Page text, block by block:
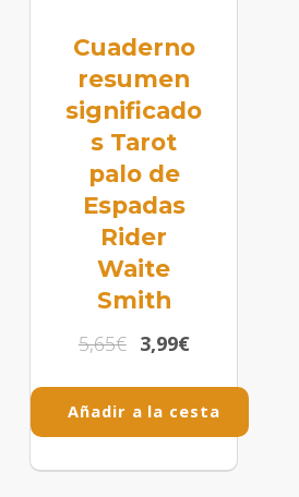
Cuaderno
resumen
significado
s Tarot
palo de
Espadas
Rider
Waite
Smith
5,65€ 3,99€
Añadir a la cesta